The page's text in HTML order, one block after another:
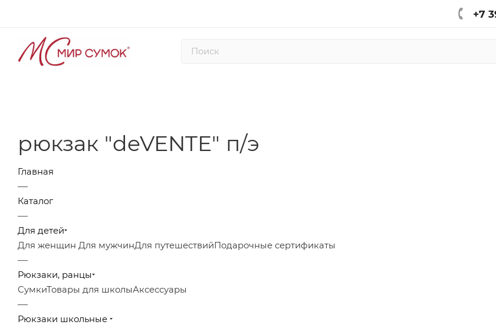
+7
рюкзак "deVENTE" п/э
Главная
—
Каталог
—
Для детей
Для женщин Для мужчинДля путешествийПодарочные сертификаты
—
Рюкзаки, ранцы
СумкиТовары для школыАксессуары
—
Рюкзаки школьные